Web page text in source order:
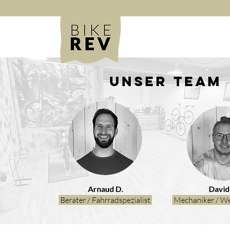
Unser Team
Arnaud D.
Berater / Fahrradspezialist
David
Mechaniker /